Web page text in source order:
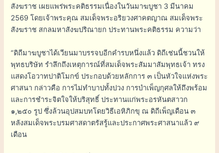
สังฆราช เผยแพร่พระคติธรรมเนื่องในวันมาฆบูชา 3 มีนาคม
2569 โดยเจ้าพระคุณ สมเด็จพระอริยวงศาคตญาณ สมเด็จพระ
สังฆราช สกลมหาสังฆปริณายก ประทานพระคติธรรม ความว่า
“ดิถีมาฆบูชาได้เวียนมาบรรจบอีกคำรบหนึ่งแล้ว ดิถีเช่นนี้ชวนให้
พุทธบริษัท รำลึกถึงเหตุการณ์ที่สมเด็จพระสัมมาสัมพุทธเจ้า ทรง
แสดงโอวาทปาติโมกข์ ประกอบด้วยหลักการ ๓ เป็นหัวใจแห่งพระ
ศาสนา กล่าวคือ การไม่ทำบาปทั้งปวง การบำเพ็ญกุศลให้ถึงพร้อม
และการชำระจิตใจให้บริสุทธิ์ ประทานแก่พระอรหันตสาวก
๑,๒๕๐ รูป ซึ่งล้วนอุปสมบทโดยวิธีเอหิภิกขุ ณ ดิถีเพ็ญเดือน ๓
หลังสมเด็จพระบรมศาสดาตรัสรู้และประกาศพระศาสนาแล้ว ๙
เดือน